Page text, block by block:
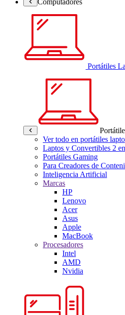
Portátiles
Ver todo en portátiles
Laptos y Convertibles 2
Portátiles Gaming
Para Creadores de
Inteligencia Artificial
Marcas
HP
Lenovo
Acer
Asus
Apple
MacBook
Procesadores
Intel
AMD
Nvidia